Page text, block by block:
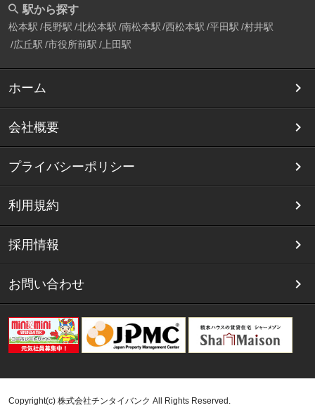
駅から探す
松本駅 長野駅 北松本駅 南松本駅 西松本駅 平田駅 村井駅
広丘駅 市役所前駅 上田駅
ホーム
会社概要
プライバシーポリシー
利用規約
採用情報
お問い合わせ
Copyright(c) 株式会社チンタイバンク All Rights Reserved.